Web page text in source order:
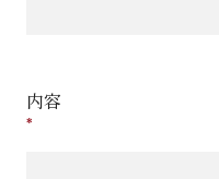
内容